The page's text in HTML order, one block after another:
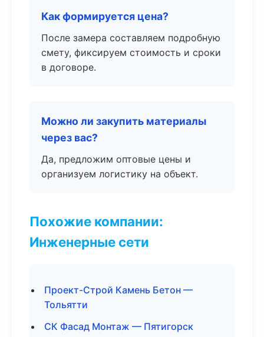
Как формируется цена?
После замера составляем подробную
смету, фиксируем стоимость и сроки
в договоре.
Можно ли закупить материалы
через вас?
Да, предложим оптовые цены и
организуем логистику на объект.
Похожие компании:
Инженерные сети
Проект-Строй Камень Бетон —
Тольятти
СК Фасад Монтаж — Пятигорск